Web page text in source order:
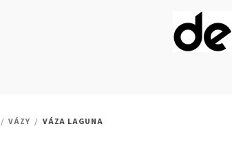
/ VÁZY / VÁZA LAGUNA